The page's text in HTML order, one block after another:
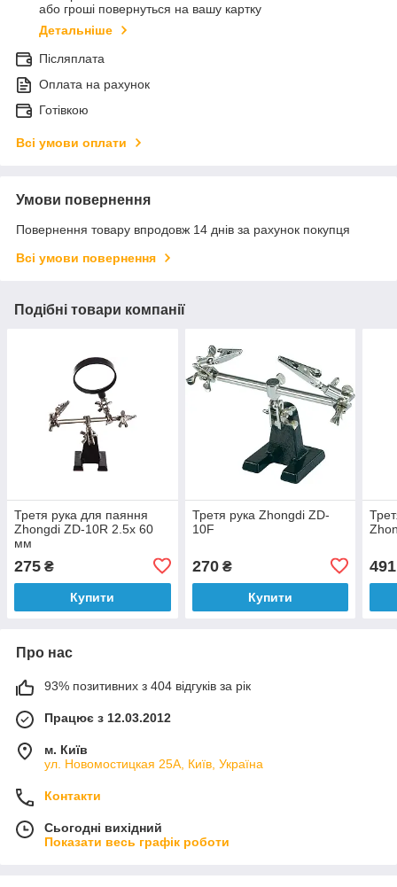
або гроші повернуться на вашу картку
Детальніше
Післяплата
Оплата на рахунок
Готівкою
Всі умови оплати
Умови повернення
Повернення товару впродовж 14 днів за рахунок покупця
Всі умови повернення
Подібні товари компанії
Третя рука для паяння
Zhongdi ZD-10R 2.5x 60
мм
275 ₴
Купити
Третя рука Zhongdi ZD-
10F
270₴
Купити
491
Про нас
93% позитивних з 404 відгуків за рік
Працює з 12.03.2012
м. Київ
ул. Новомостицкая 25А, Київ, Україна
Контакти
Сьогодні вихідний
Показати весь графік роботи